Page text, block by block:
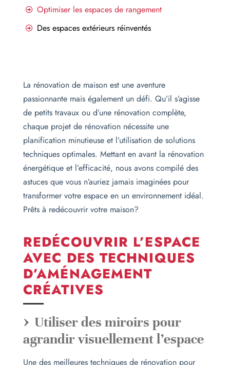
La rénovation de maison est une aventure
passionnante mais également un défi. Qu’il s’agisse
de petits travaux ou d’une rénovation complète,
chaque projet de rénovation nécessite une
planification minutieuse et l’utilisation de solutions
techniques optimales. Mettant en avant la rénovation
énergétique et l’efficacité, nous avons compilé des
astuces que vous n’auriez jamais imaginées pour
transformer votre espace en un environnement idéal.
Prêts à redécouvrir votre maison?
REDÉCOUVRIR L’ESPACE
AVEC DES TECHNIQUES
D’AMÉNAGEMENT
CRÉATIVES
Utiliser des miroirs pour
agrandir visuellement l’espace
Une des meilleures techniques de rénovation pour
Optimiser les espaces de rangement
Des espaces extérieurs réinventés